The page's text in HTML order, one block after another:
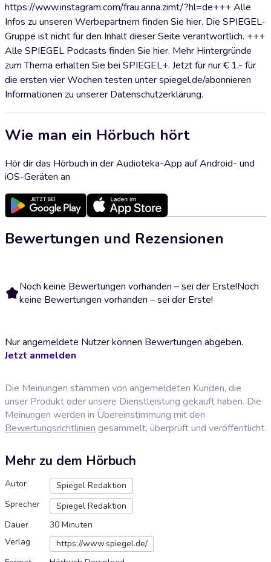
https://www.instagram.com/frau.anna.zimt/?hl=de+++ Alle
Infos zu unseren Werbepartnern finden Sie hier. Die SPIEGEL-
Gruppe ist nicht für den Inhalt dieser Seite verantwortlich. +++
Alle SPIEGEL Podcasts finden Sie hier. Mehr Hintergründe
zum Thema erhalten Sie bei SPIEGEL+. Jetzt für nur € 1,- für
die ersten vier Wochen testen unter spiegel.de/abonnieren
Informationen zu unserer Datenschutzerklärung.
Wie man ein Hörbuch hört
Hör dir das Hörbuch in der Audioteka-App auf Android- und
iOS-Geräten an
Bewertungen und Rezensionen
Noch keine Bewertungen vorhanden – sei der Erste!Noch
keine Bewertungen vorhanden – sei der Erste!
Nur angemeldete Nutzer können Bewertungen abgeben.
Jetzt anmelden
Die Meinungen stammen von angemeldeten Kunden, die
unser Produkt oder unsere Dienstleistung gekauft haben. Die
Meinungen werden in Übereinstimmung mit den
Bewertungsrichtlinien gesammelt, überprüft und veröffentlicht.
Mehr zu dem Hörbuch
Autor
Spiegel Redaktion
Sprecher
Spiegel Redaktion
Dauer
30 Minuten
Verlag
https://www.spiegel.de/